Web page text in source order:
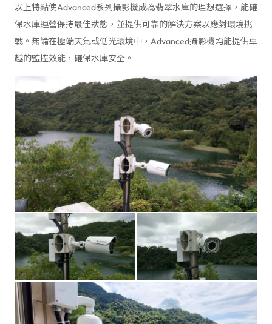
以上特點使Advanced系列攝影機成為翡翠水庫的理想選擇，能確
保水庫運營保持最佳狀態，並提供可靠的解決方案以應對環境挑
戰。無論在極端天氣或低光環境中，Advanced攝影機均能提供卓
越的監控效能，確保水庫安全。